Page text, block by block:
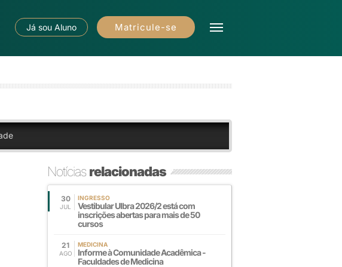
Já sou Aluno Matricule-se
Notíciasrelacionadas
30
JUL
INGRESSO
Vestibular Ulbra 2026/2 está com
inscrições abertas para mais de 50
cursos
21
AGO
MEDICINA
Informe à Comunidade Acadêmica -
Faculdades de Medicina